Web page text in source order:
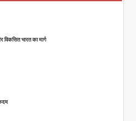
विकसित भारत का मार्ग